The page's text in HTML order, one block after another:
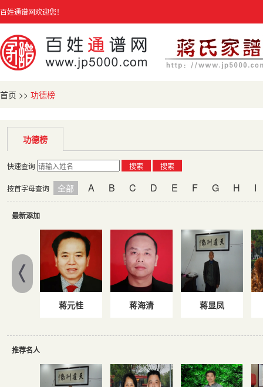
百姓通谱网欢迎您！
首页 >> 功德榜
功德榜
快速查询 搜索 搜索
按首字母查询 全部 A B C D E F G H I
最新添加
蒋元桂 蒋海清 蒋显凤
推荐名人